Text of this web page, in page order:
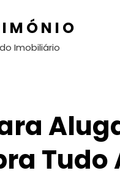
Imobiliário
Tudo